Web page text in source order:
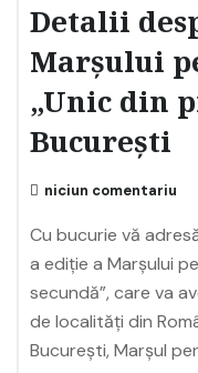
Detalii
Marșului
„Unic din
București
niciun comentariu
Cu bucurie vă
a ediție a Marșului
secundă”, care va
de localități din
București, Marșul